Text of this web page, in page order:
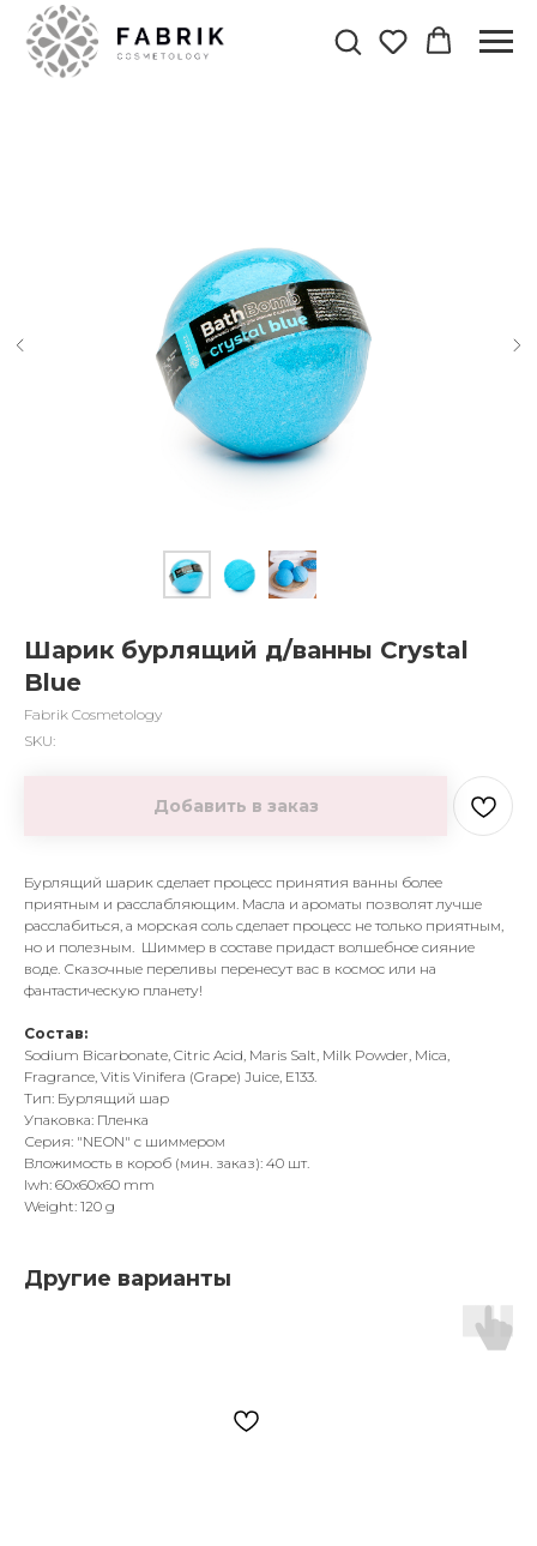
Шарик бурлящий д/ванны Crystal
Blue
Fabrik Cosmetology
SKU:
Добавить в заказ
Бурлящий шарик сделает процесс принятия ванны более
приятным и расслабляющим. Масла и ароматы позволят лучше
расслабиться, а морская соль сделает процесс не только приятным,
но и полезным. Шиммер в составе придаст волшебное сияние
воде. Сказочные переливы перенесут вас в космос или на
фантастическую планету!
Состав:
Sodium Bicarbonate, Citric Acid, Maris Salt, Milk Powder, Mica,
Fragrance, Vitis Vinifera (Grape) Juice, Е133.
Тип: Бурлящий шар
Упаковка: Пленка
Серия: "NEON" с шиммером
Вложимость в короб (мин. заказ): 40 шт.
lwh: 60x60x60 mm
Weight: 120 g
Другие варианты